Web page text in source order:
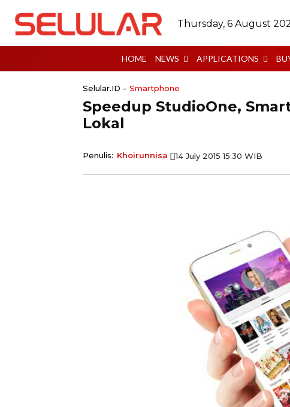
Thursday, 6 August
HOME NEWS APPLICATIONS
Selular.ID - Smartphone
Speedup StudioOne,
Lokal
Penulis: Khoirunnisa 14 July 2015 15:30 WIB